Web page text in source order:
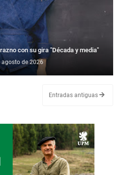
con su gira "Década y media"
agosto de 2026
Entradas antiguas